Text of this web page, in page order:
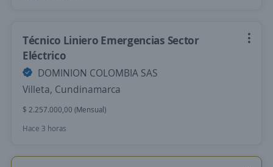
Técnico Liniero Emergencias Sector
Eléctrico
DOMINION COLOMBIA SAS
Villeta, Cundinamarca
$ 2.257.000,00 (Mensual)
Hace 3 horas